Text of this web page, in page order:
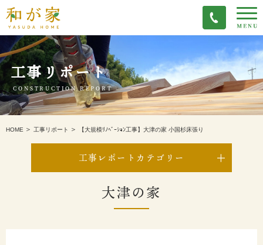
工事リポート
CONSTRUCTION REPORT
HOME 工事リポート 【大規模ﾘﾉﾍﾞｰｼｮﾝ工事】大津の家 小国杉床張り
工事レポートカテゴリー
大津の家